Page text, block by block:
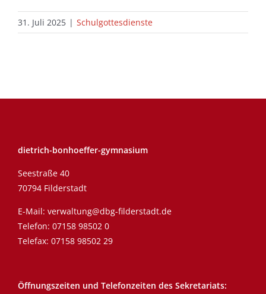
31. Juli 2025 | Schulgottesdienste
dietrich-bonhoeffer-gymnasium
Seestraße 40
70794 Filderstadt
E-Mail: verwaltung@dbg-filderstadt.de
Telefon: 07158 98502 0
Telefax: 07158 98502 29
Öffnungszeiten und Telefonzeiten des Sekretariats: